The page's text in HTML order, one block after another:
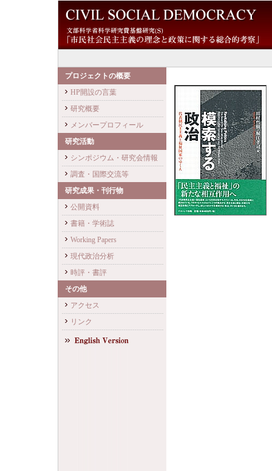
プロジェクトの概要
HP開設の言葉
研究概要
メンバープロフィール
研究活動
シンポジウム・研究会情報
調査・国際交流等
研究成果・刊行物
公開資料
書籍・学術誌
Working Papers
現代政治分析
時評・書評
その他
アクセス
リンク